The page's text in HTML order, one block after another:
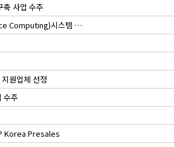
축 사업 수주
Computing)시스템 …
원업체 선정
수주
Korea Presales